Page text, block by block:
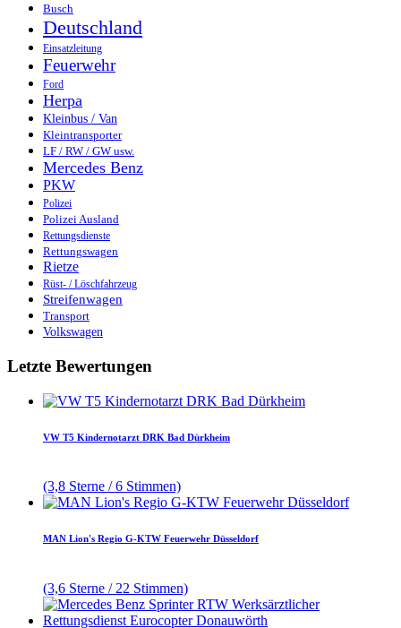
Busch
Deutschland
Einsatzleitung
Feuerwehr
Ford
Herpa
Kleinbus / Van
Kleintransporter
LF / RW / GW usw.
Mercedes Benz
PKW
Polizei
Polizei Ausland
Rettungsdienste
Rettungswagen
Rietze
Rüst- / Löschfahrzeug
Streifenwagen
Transport
Volkswagen
Letzte Bewertungen
VW T5 Kindernotarzt DRK Bad Dürkheim
(3,8 Sterne / 6 Stimmen)
MAN Lion's Regio G-KTW Feuerwehr Düsseldorf
(3,6 Sterne / 22 Stimmen)